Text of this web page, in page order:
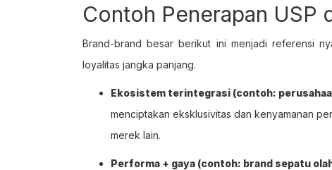
Contoh Penerapan USP
Brand-brand besar berikut ini menjadi referensi
loyalitas jangka panjang.
Ekosistem terintegrasi (contoh:
menciptakan eksklusivitas dan kenyamanan
merek lain.
Performa + gaya (contoh: brand sepatu